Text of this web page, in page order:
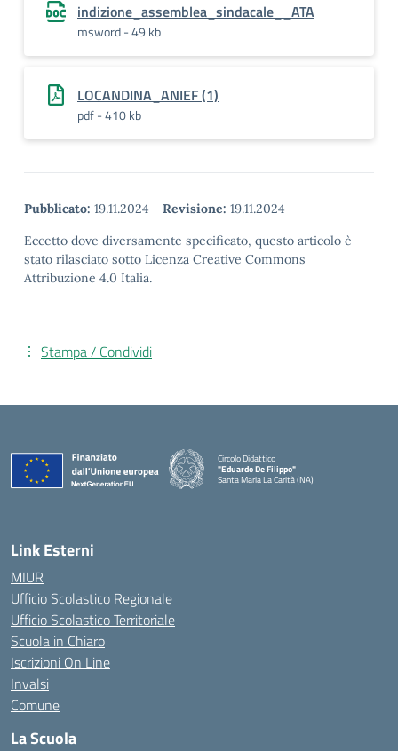
indizione_assemblea_sindacale__ATA
msword - 49 kb
LOCANDINA_ANIEF (1)
pdf - 410 kb
Pubblicato: 19.11.2024 - Revisione: 19.11.2024
Eccetto dove diversamente specificato, questo articolo è
stato rilasciato sotto Licenza Creative Commons
Attribuzione 4.0 Italia.
Stampa / Condividi
Circolo Didattico
"Eduardo De Filippo"
Santa Maria La Carità (NA)
Link Esterni
MIUR
Ufficio Scolastico Regionale
Ufficio Scolastico Territoriale
Scuola in Chiaro
Iscrizioni On Line
Invalsi
Comune
La Scuola